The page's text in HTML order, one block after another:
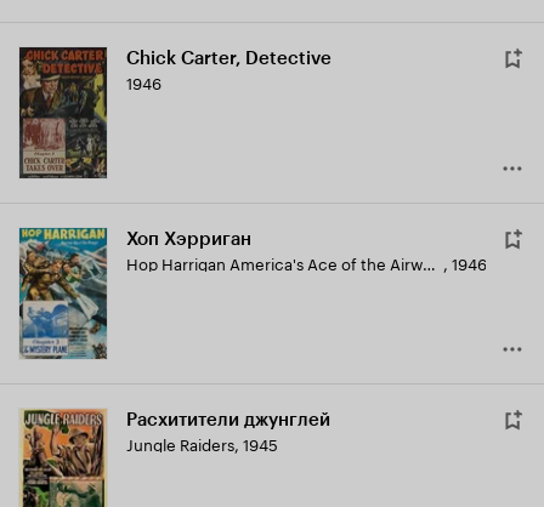
Chick Carter, Detective
1946
Хоп Хэрриган
Hop Harrigan America's Ace of the Airways , 1946
Расхитители джунглей
Jungle Raiders, 1945